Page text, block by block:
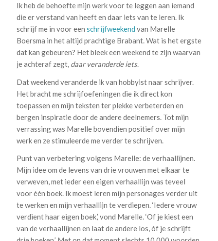
Ik heb de behoefte mijn werk voor te leggen aan iemand
die er verstand van heeft en daar iets van te leren. Ik
schrijf me in voor een schrijfweekend van Marelle
Boersma in het altijd prachtige Brabant. Wat is het ergste
dat kan gebeuren? Het bleek een weekend te zijn waarvan
je achteraf zegt, daar veranderde iets.
Dat weekend veranderde ik van hobbyist naar schrijver.
Het bracht me schrijfoefeningen die ik direct kon
toepassen en mijn teksten ter plekke verbeterden en
bergen inspiratie door de andere deelnemers. Tot mijn
verrassing was Marelle bovendien positief over mijn
werk en ze stimuleerde me verder te schrijven.
Punt van verbetering volgens Marelle: de verhaallijnen.
Mijn idee om de levens van drie vrouwen met elkaar te
verweven, met ieder een eigen verhaallijn was teveel
voor één boek. Ik moest leren mijn personages verder uit
te werken en mijn verhaallijn te verdiepen. ‘Iedere vrouw
verdient haar eigen boek,’ vond Marelle. ‘Of je kiest een
van de verhaallijnen en laat de andere los, óf je schrijft